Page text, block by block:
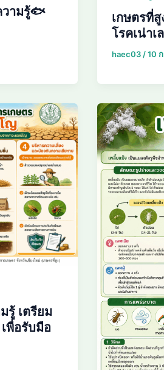
วามรู้🐟
เกษตรที่สู
โรคเน่า
haec03/10
รู้ เตรียม
พื่อรับมือ